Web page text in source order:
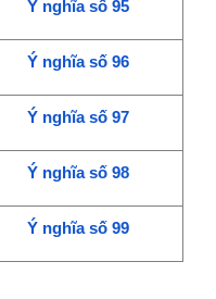
Ý nghĩa số 95
Ý nghĩa số 96
Ý nghĩa số 97
Ý nghĩa số 98
Ý nghĩa số 99